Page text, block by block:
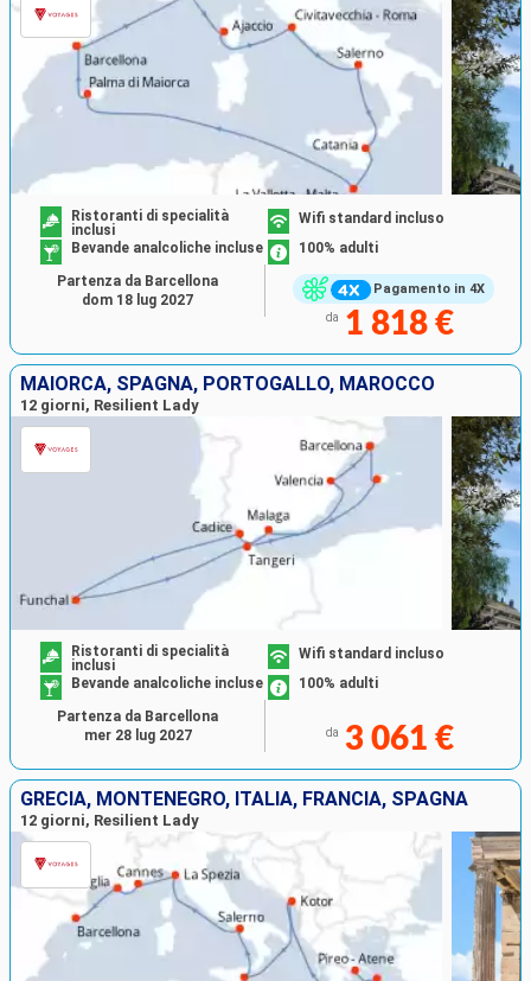
Pagamento in 4X
Ristoranti di specialità
inclusi
Wifi standard incluso
Bevande analcoliche incluse
100% adulti
da 1 818 €
Partenza da Barcellona
dom 18 lug 2027
MAIORCA, SPAGNA, PORTOGALLO, MAROCCO
12 giorni, Resilient Lady
Ristoranti di specialità
inclusi
Wifi standard incluso
Bevande analcoliche incluse
100% adulti
da 3 061 €
Partenza da Barcellona
mer 28 lug 2027
GRECIA, MONTENEGRO, ITALIA, FRANCIA, SPAGNA
12 giorni, Resilient Lady